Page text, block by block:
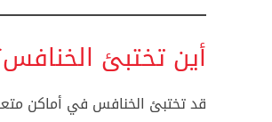
أين تختبئ
قد تختبئ الخنافس في أماكن